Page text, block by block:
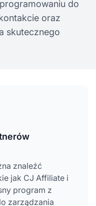
do
oraz
skutecznego
znaleźć
jak CJ Affiliate i
program z
zarządzania